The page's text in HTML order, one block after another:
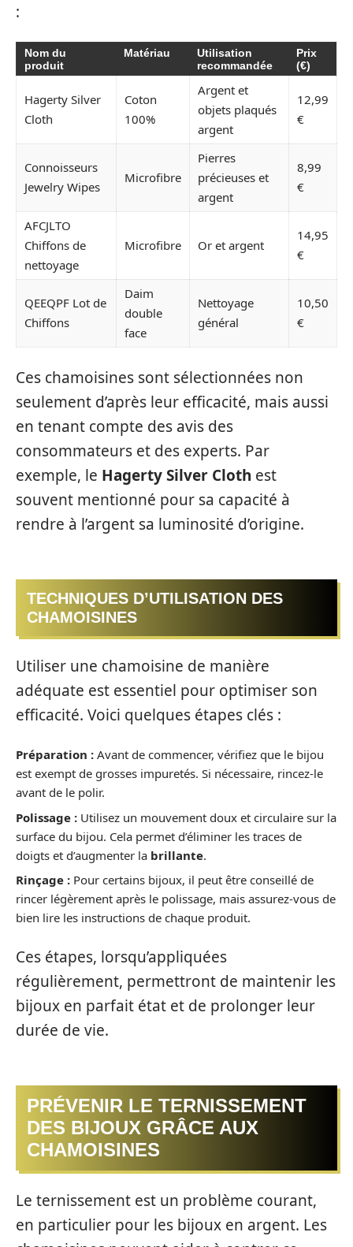
:
Nom du
produit
Matériau
Utilisation
recommandée
Prix
(€)
Hagerty Silver
Cloth
Coton
100%
Argent et
objets plaqués
argent
12,99
€
Connoisseurs
Jewelry Wipes
Microfibre
Pierres
précieuses et
argent
8,99
€
AFCJLTO
Chiffons de
nettoyage
Microfibre Or et argent
14,95
€
QEEQPF Lot de
Chiffons
Daim
double
face
Nettoyage
général
10,50
€
Ces chamoisines sont sélectionnées non
seulement d’après leur efficacité, mais aussi
en tenant compte des avis des
consommateurs et des experts. Par
exemple, le Hagerty Silver Cloth est
souvent mentionné pour sa capacité à
rendre à l’argent sa luminosité d’origine.
TECHNIQUES D’UTILISATION DES
CHAMOISINES
Utiliser une chamoisine de manière
adéquate est essentiel pour optimiser son
efficacité. Voici quelques étapes clés :
Préparation : Avant de commencer, vérifiez que le bijou
est exempt de grosses impuretés. Si nécessaire, rincez-le
avant de le polir.
Polissage : Utilisez un mouvement doux et circulaire sur la
surface du bijou. Cela permet d’éliminer les traces de
doigts et d’augmenter la brillante.
Rinçage : Pour certains bijoux, il peut être conseillé de
rincer légèrement après le polissage, mais assurez-vous de
bien lire les instructions de chaque produit.
Ces étapes, lorsqu’appliquées
régulièrement, permettront de maintenir les
bijoux en parfait état et de prolonger leur
durée de vie.
PRÉVENIR LE TERNISSEMENT
DES BIJOUX GRÂCE AUX
CHAMOISINES
Le ternissement est un problème courant,
en particulier pour les bijoux en argent. Les